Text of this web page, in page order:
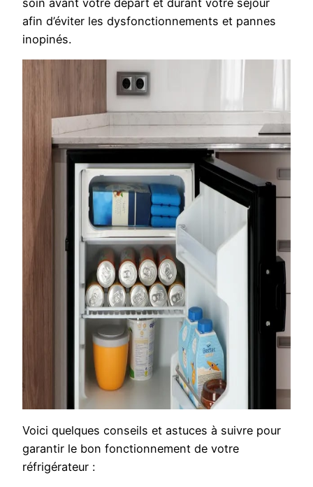
soin avant votre départ et durant votre séjour
afin d’éviter les dysfonctionnements et pannes
inopinés.
Voici quelques conseils et astuces à suivre pour
garantir le bon fonctionnement de votre
réfrigérateur :